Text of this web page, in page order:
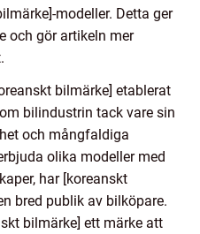
modeller. Detta ger
och gör artikeln mer
bilmärke] etablerat
bilindustrin tack vare sin
och mångfaldiga
olika modeller med
har [koreanskt
bred publik av bilköpare.
bilmärke] ett märke att